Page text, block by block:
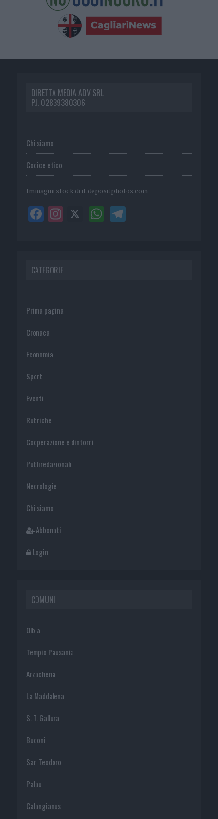
DIRETTA MEDIA ADV SRL
P.I. 02839380306
Chi siamo
Codice etico
Immagini stock di it.depositphotos.com
CATEGORIE
Prima pagina
Cronaca
Economia
Sport
Eventi
Rubriche
Cooperazione e dintorni
Publiredazionali
Necrologie
Chi siamo
Abbonati
Login
COMUNI
Olbia
Tempio Pausania
Arzachena
La Maddalena
S. T. Gallura
Budoni
San Teodoro
Palau
Calangianus